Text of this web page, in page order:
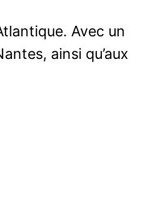
Avec un
ainsi qu’aux